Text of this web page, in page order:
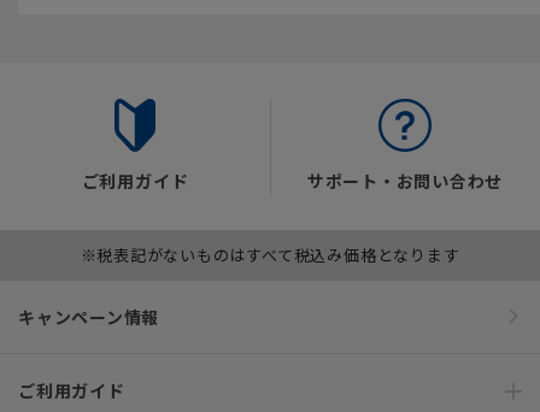
ご利用ガイド サポート・お問い合わせ
※税表記がないものはすべて税込み価格となります
キャンペーン情報
ご利用ガイド